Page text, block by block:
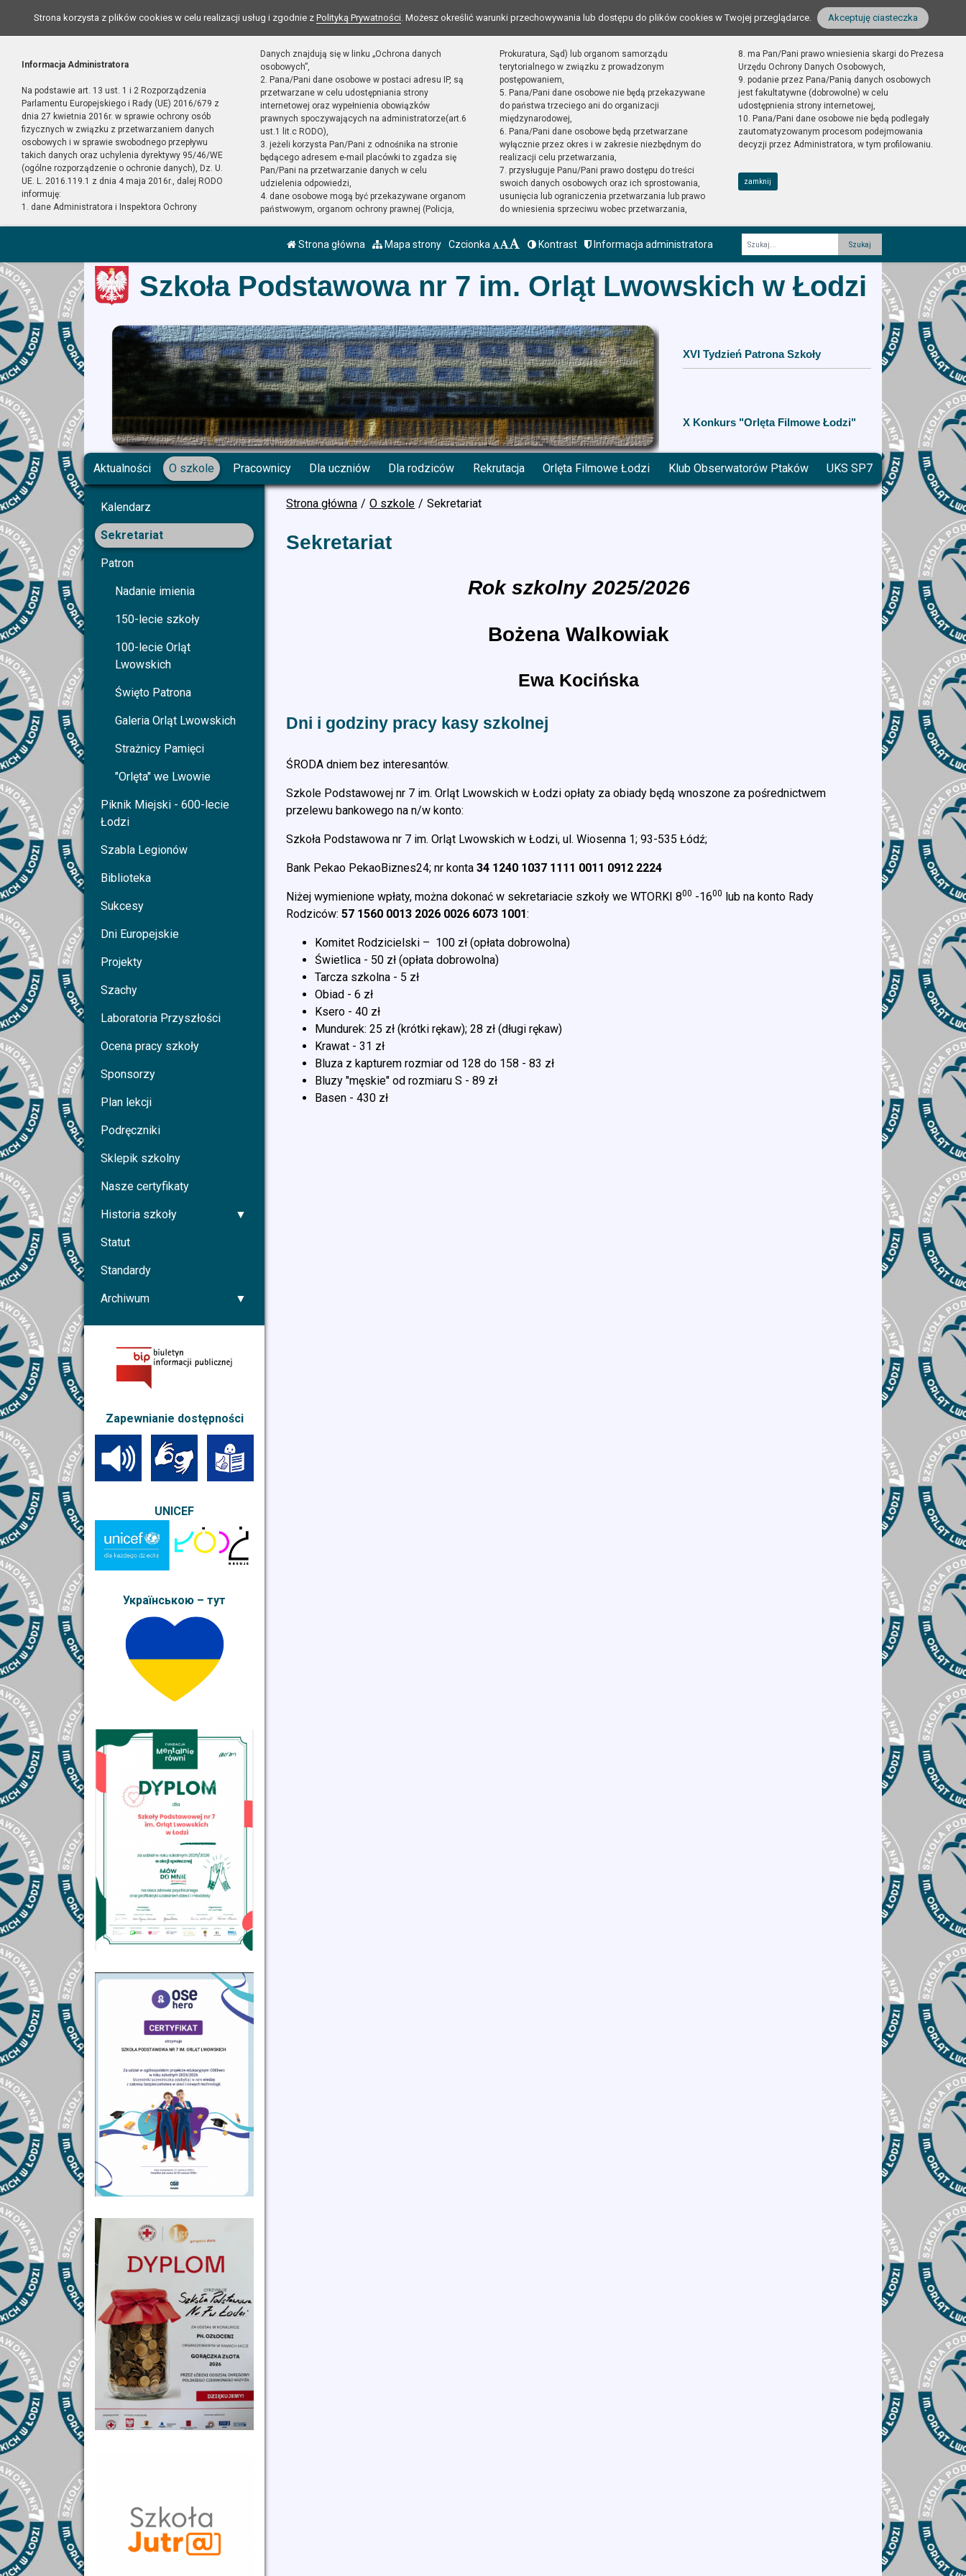
Strona korzysta z plików cookies w celu realizacji usług i zgodnie z Polityką Prywatności. Możesz określić warunki przechowywania lub dostępu do plików cookies w Twojej przeglądarce. Akceptuję ciasteczka
Informacja Administratora
Na podstawie art. 13 ust. 1 i 2 Rozporządzenia
Parlamentu Europejskiego i Rady (UE) 2016/679 z
dnia 27 kwietnia 2016r. w sprawie ochrony osób
fizycznych w związku z przetwarzaniem danych
osobowych i w sprawie swobodnego przepływu
takich danych oraz uchylenia dyrektywy 95/46/WE
(ogólne rozporządzenie o ochronie danych), Dz. U.
UE. L. 2016.119.1 z dnia 4 maja 2016r., dalej RODO
informuję:
1. dane Administratora i Inspektora Ochrony
Danych znajdują się w linku „Ochrona danych
osobowych”,
2. Pana/Pani dane osobowe w postaci adresu IP, są
przetwarzane w celu udostępniania strony
internetowej oraz wypełnienia obowiązków
prawnych spoczywających na administratorze(art.6
ust.1 lit.c RODO),
3. jeżeli korzysta Pan/Pani z odnośnika na stronie
będącego adresem e-mail placówki to zgadza się
Pan/Pani na przetwarzanie danych w celu
udzielenia odpowiedzi,
4. dane osobowe mogą być przekazywane organom
państwowym, organom ochrony prawnej (Policja,
Prokuratura, Sąd) lub organom samorządu
terytorialnego w związku z prowadzonym
postępowaniem,
5. Pana/Pani dane osobowe nie będą przekazywane
do państwa trzeciego ani do organizacji
międzynarodowej,
6. Pana/Pani dane osobowe będą przetwarzane
wyłącznie przez okres i w zakresie niezbędnym do
realizacji celu przetwarzania,
7. przysługuje Panu/Pani prawo dostępu do treści
swoich danych osobowych oraz ich sprostowania,
usunięcia lub ograniczenia przetwarzania lub prawo
do wniesienia sprzeciwu wobec przetwarzania,
8. ma Pan/Pani prawo wniesienia skargi do Prezesa
Urzędu Ochrony Danych Osobowych,
9. podanie przez Pana/Panią danych osobowych
jest fakultatywne (dobrowolne) w celu
udostępnienia strony internetowej,
10. Pana/Pani dane osobowe nie będą podlegały
zautomatyzowanym procesom podejmowania
decyzji przez Administratora, w tym profilowaniu.
zamknij
Strona główna Mapa strony Czcionka Kontrast Informacja administratora
Fraza
Szkoła Podstawowa nr 7 im. Orląt Lwowskich w Łodzi
XVI Tydzień Patrona Szkoły
X Konkurs "Orlęta Filmowe Łodzi"
Aktualności O szkole Pracownicy Dla uczniów Dla rodziców Rekrutacja Orlęta Filmowe Łodzi Klub Obserwatorów Ptaków UKS SP7
Strona główna O szkole Sekretariat
Sekretariat
Rok szkolny 2025/2026
Bożena Walkowiak
Ewa Kocińska
Dni i godziny pracy kasy szkolnej
ŚRODA dniem bez interesantów.
Szkole Podstawowej nr 7 im. Orląt Lwowskich w Łodzi opłaty za obiady będą wnoszone za pośrednictwem
przelewu bankowego na n/w konto:
Szkoła Podstawowa nr 7 im. Orląt Lwowskich w Łodzi, ul. Wiosenna 1; 93-535 Łódź;
Bank Pekao PekaoBiznes24; nr konta34 1240 1037 1111 0011 0912 2224
Niżej wymienione wpłaty, można dokonać w sekretariacie szkoły we WTORKI 800 -1600 lub na konto Rady
Rodziców:57 1560 0013 2026 0026 6073 1001:
Komitet Rodzicielski – 100 zł (opłata dobrowolna)
Świetlica - 50 zł (opłata dobrowolna)
Tarcza szkolna - 5 zł
Obiad - 6 zł
Ksero - 40 zł
Mundurek: 25 zł (krótki rękaw); 28 zł (długi rękaw)
Krawat - 31 zł
Bluza z kapturem rozmiar od 128 do 158 - 83 zł
Bluzy "męskie" od rozmiaru S - 89 zł
Basen - 430 zł
Kalendarz
Sekretariat
Patron
Nadanie imienia
150-lecie szkoły
100-lecie Orląt
Lwowskich
Święto Patrona
Galeria Orląt Lwowskich
Strażnicy Pamięci
"Orlęta" we Lwowie
Piknik Miejski - 600-lecie
Łodzi
Szabla Legionów
Biblioteka
Sukcesy
Dni Europejskie
Projekty
Szachy
Laboratoria Przyszłości
Ocena pracy szkoły
Sponsorzy
Plan lekcji
Podręczniki
Sklepik szkolny
Nasze certyfikaty
Historia szkoły
Statut
Standardy
Archiwum
Zapewnianie dostępności
UNICEF
Українською – тут